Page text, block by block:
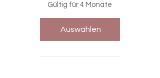
Gültig für 4 Monate
Auswählen